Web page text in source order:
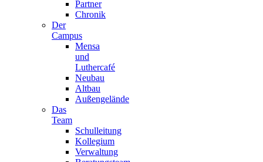
Partner
Chronik
Der
Campus
Mensa
und
Luthercafé
Neubau
Altbau
Außengelände
Das
Team
Schulleitung
Kollegium
Verwaltung